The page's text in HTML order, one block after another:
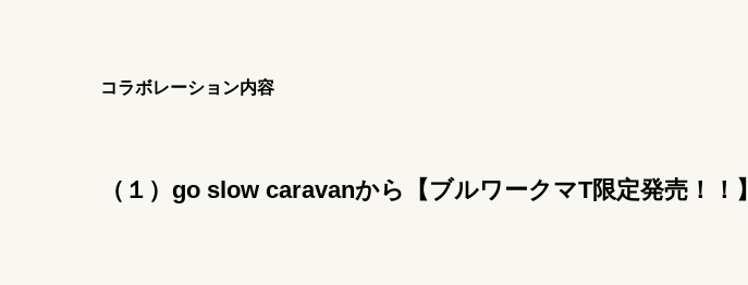
コラボレーション内容
（１）go slow caravanから【ブルワークマT限定発売！！】